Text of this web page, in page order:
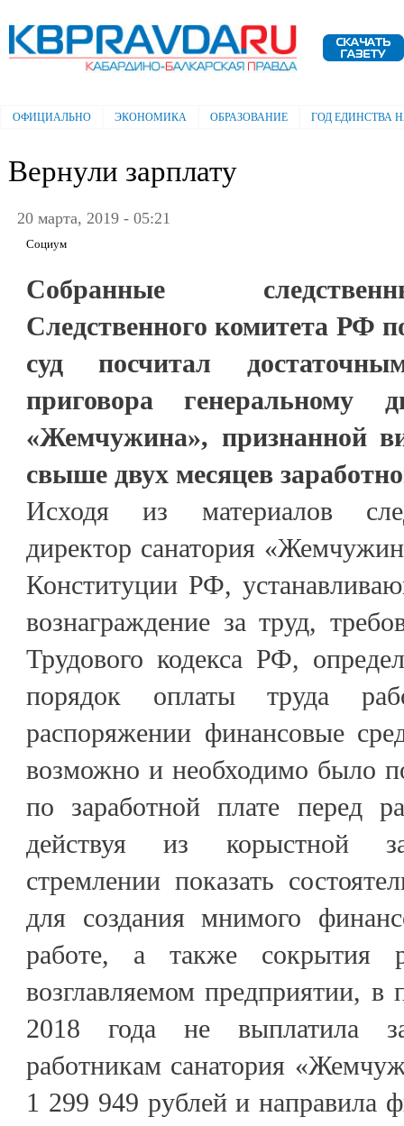
Электронная газета "Кабардино-
Балкарская правда"
Главное меню
ОФИЦИАЛЬНО ЭКОНОМИКА ОБРАЗОВАНИЕ ГОД ЕДИНСТВА
Вернули зарплату
20 марта, 2019 - 05:21
Социум
Собранные
Следственного комитета РФ
суд посчитал
приговора генеральному
«Жемчужина», признанной
свыше двух месяцев
Исходя из материалов
директор санатория
Конституции РФ,
вознаграждение за труд,
Трудового кодекса РФ,
порядок оплаты труда
распоряжении финансовые
возможно и необходимо было
по заработной плате перед
действуя из корыстной
стремлении показать
для создания мнимого
работе, а также сокрытия
возглавляемом предприятии, в
2018 года не выплатила
работникам санатория
1 299 949 рублей и направила